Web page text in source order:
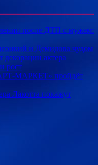
после ДТП с мужем:
и Демидова чудом
декорации актера
рост
МАРКЕТ» пройдёт
Лакотта покажут